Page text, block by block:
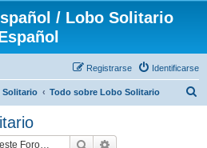
/ Lobo Solitario
Identificarse
Registrarse
Solitario Todo sobre Lobo Solitario
Buscar